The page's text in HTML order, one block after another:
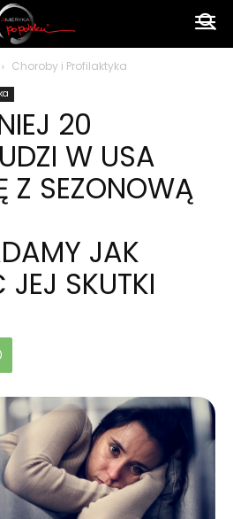
Choroby i Profilaktyka
20
W USA
Z SEZONOWĄ
JAK
SKUTKI